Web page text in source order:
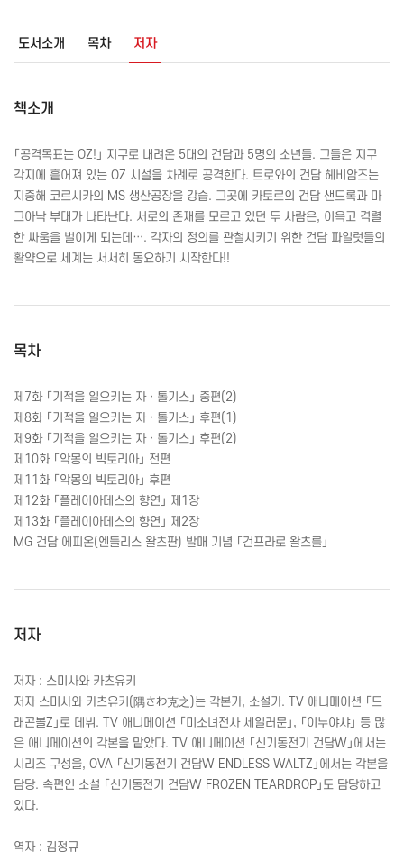
도서소개 목차 저자
책소개
「공격목표는 OZ!」 지구로 내려온 5대의 건담과 5명의 소년들. 그들은 지구
각지에 흩어져 있는 OZ 시설을 차례로 공격한다. 트로와의 건담 헤비암즈는
지중해 코르시카의 MS 생산공장을 강습. 그곳에 카토르의 건담 샌드록과 마
그아낙 부대가 나타난다. 서로의 존재를 모르고 있던 두 사람은, 이윽고 격렬
한 싸움을 벌이게 되는데…. 각자의 정의를 관철시키기 위한 건담 파일럿들의
활약으로 세계는 서서히 동요하기 시작한다!!
목차
제7화 「기적을 일으키는 자ㆍ톨기스」 중편(2)
제8화 「기적을 일으키는 자ㆍ톨기스」 후편(1)
제9화 「기적을 일으키는 자ㆍ톨기스」 후편(2)
제10화 「악몽의 빅토리아」 전편
제11화 「악몽의 빅토리아」 후편
제12화 「플레이아데스의 향연」 제1장
제13화 「플레이아데스의 향연」 제2장
MG 건담 에피온(엔들리스 왈츠판) 발매 기념 「건프라로 왈츠를」
저자
저자 : 스미사와 카츠유키
저자 스미사와 카츠유키( 隅さわ克之 )는 각본가, 소설가. TV 애니메이션 「드
래곤볼Z」로 데뷔.
TV 애니메이션 「미소녀전사 세일러문」, 「이누야샤」 등 많
은 애니메이션의 각본을 맡았다.
TV 애니메이션 「신기동전기 건담W」에서는
시리즈 구성을, OVA 「신기동전기 건담W ENDLESS WALTZ 」에서는 각본을
담당. 속편인 소설 「신기동전기 건담W FROZEN TEARDROP 」도 담당하고
있다.
역자 : 김정규